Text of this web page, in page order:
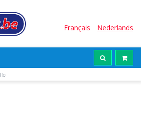
Français Nederlands